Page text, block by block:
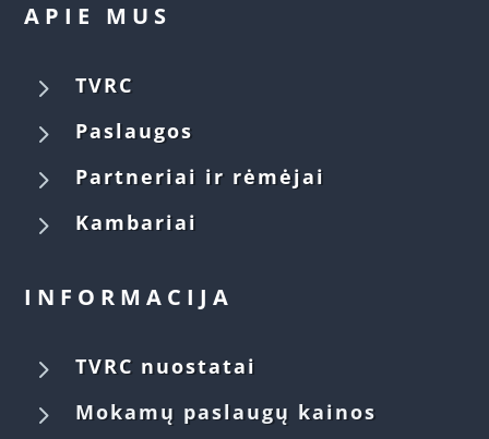
APIE MUS
5 TVRC
5 Paslaugos
5 Partneriai ir rėmėjai
5 Kambariai
INFORMACIJA
5 TVRC nuostatai
5 Mokamų paslaugų kainos